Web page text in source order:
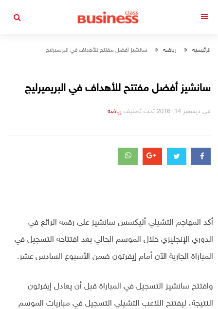
الرئيسية رياضة سانشيز أفضل مفتتح للأهداف في البريميرليج
سانشيز أفضل مفتتح للأهداف في البريميرليج
في ديسمبر 14, 2016 تحت تصنيف التصانيف
رياضة
أكد المهاجم التشيلي أليكسس سانشيز على رقمه الرائع في
الدوري الإنجليزي خلال الموسم الحالي بعد افتتاحه التسجيل في
المباراة الجارية الآن أمام إيفرتون ضمن الأسبوع السادس عشر.
وافتتح سانشيز التسجيل في المباراة قبل أن يعادل إيفرتون
النتيجة، ليفتتح اللاعب التشيلي التسجيل في مباريات الموسم